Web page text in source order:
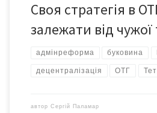
Своя стратегія в
залежати від
адмінреформа буковина
децентралізація ОТГ
автор Сергій Паламар